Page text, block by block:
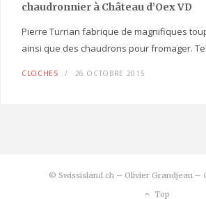
chaudronnier à Château d’Oex VD
Pierre Turrian fabrique de magnifiques
ainsi que des chaudrons pour fromager.
CLOCHES 26 OCTOBRE 2015
© Swissisland.ch – Olivier Grandjean –
Top